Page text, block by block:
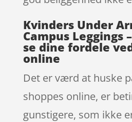
Kvinders Under
Campus Leggings
se dine fordele
online
Det er værd at huske
shoppes online, er
gunstigere, som ikke